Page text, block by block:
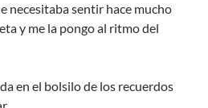
necesitaba sentir hace mucho
y me la pongo al ritmo del
en el bolsilo de los recuerdos